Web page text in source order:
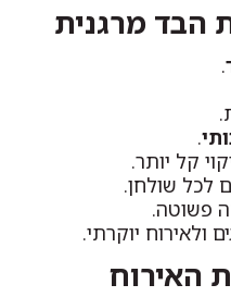
הבד מרגנית
.
.
קל יותר.
לכל שולחן.
פשוטה.
ולאירוח יוקרתי.
האירוח